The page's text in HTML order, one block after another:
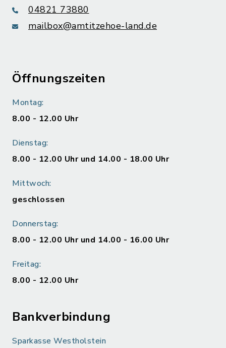
04821 73880
mailbox@amtitzehoe-land.de
Öffnungszeiten
Montag:
8.00 - 12.00 Uhr
Dienstag:
8.00 - 12.00 Uhr und 14.00 - 18.00 Uhr
Mittwoch:
geschlossen
Donnerstag:
8.00 - 12.00 Uhr und 14.00 - 16.00 Uhr
Freitag:
8.00 - 12.00 Uhr
Bankverbindung
Sparkasse Westholstein